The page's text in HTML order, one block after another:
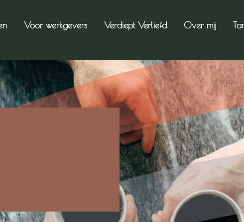
Voor werkgevers Verdiept Verliefd Over mij